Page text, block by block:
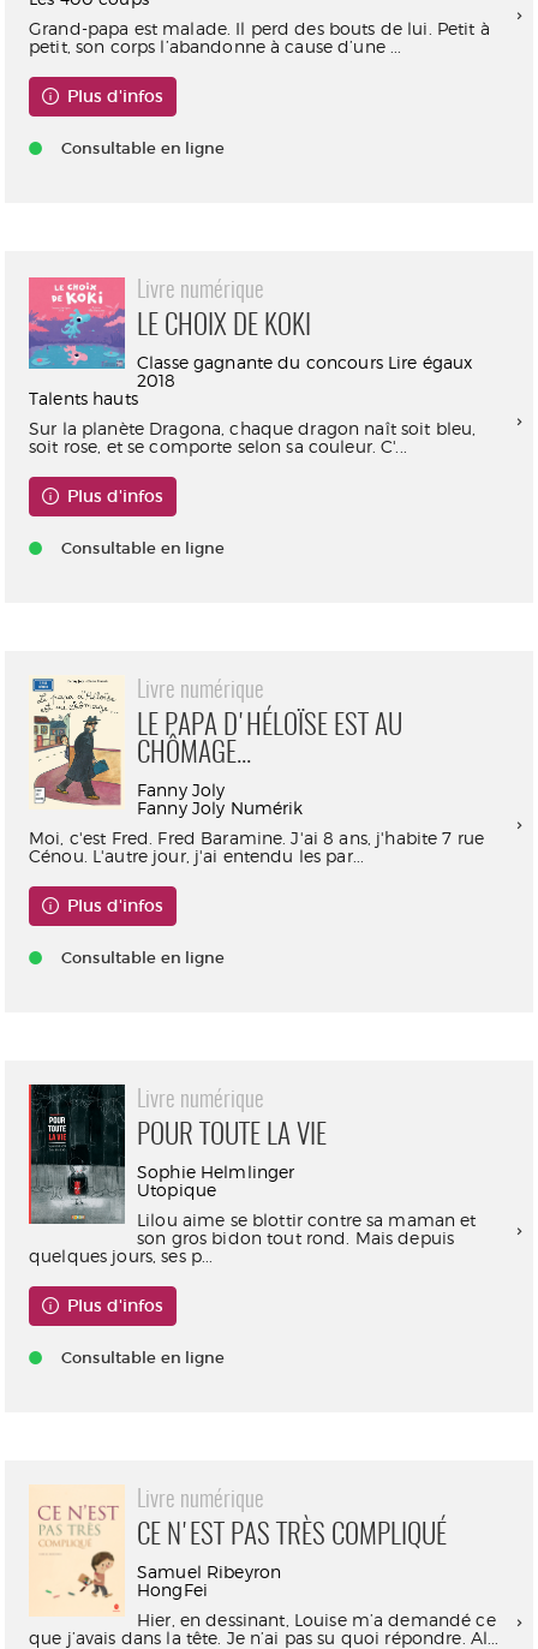
Grand-papa est malade. Il perd des bouts de lui. Petit à
petit, son corps l’abandonne à cause d’une ...
Plus d'infos
Consultable en ligne
Livre numérique
LE CHOIX DE KOKI
Classe gagnante du concours Lire égaux
2018
Talents hauts
Sur la planète Dragona, chaque dragon naît soit bleu,
soit rose, et se comporte selon sa couleur. C'...
Plus d'infos
Consultable en ligne
Livre numérique
LE PAPA D'HÉLOÏSE EST AU
CHÔMAGE...
Fanny Joly
Fanny Joly Numérik
Moi, c'est Fred. Fred Baramine. J'ai 8 ans, j'habite 7 rue
Cénou. L'autre jour, j'ai entendu les par...
Plus d'infos
Consultable en ligne
Livre numérique
POUR TOUTE LA VIE
Sophie Helmlinger
Utopique
Lilou aime se blottir contre sa maman et
son gros bidon tout rond. Mais depuis
quelques jours, ses p...
Plus d'infos
Consultable en ligne
Livre numérique
CE N'EST PAS TRÈS COMPLIQUÉ
Samuel Ribeyron
HongFei
Hier, en dessinant, Louise m’a demandé ce
que j’avais dans la tête. Je n’ai pas su quoi répondre. Al...